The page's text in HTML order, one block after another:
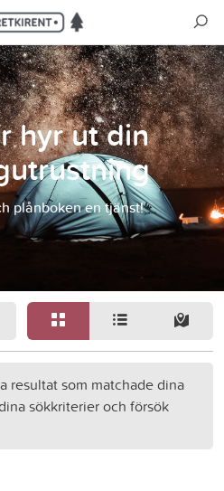
hyr ut din
plånboken en tjänst!
resultat som matchade dina
sökkriterier och försök